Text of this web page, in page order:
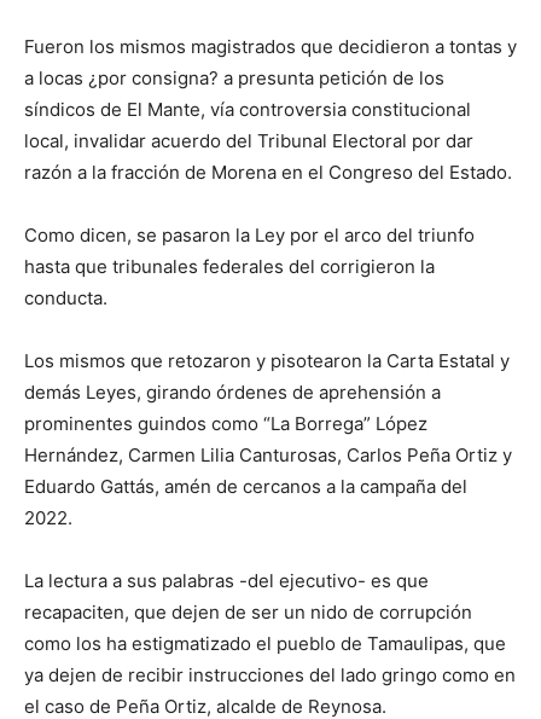
Fueron los mismos magistrados que decidieron a tontas y
a locas ¿por consigna? a presunta petición de los
síndicos de El Mante, vía controversia constitucional
local, invalidar acuerdo del Tribunal Electoral por dar
razón a la fracción de Morena en el Congreso del Estado.
Como dicen, se pasaron la Ley por el arco del triunfo
hasta que tribunales federales del corrigieron la
conducta.
Los mismos que retozaron y pisotearon la Carta Estatal y
demás Leyes, girando órdenes de aprehensión a
prominentes guindos como “La Borrega” López
Hernández, Carmen Lilia Canturosas, Carlos Peña Ortiz y
Eduardo Gattás, amén de cercanos a la campaña del
2022.
La lectura a sus palabras -del ejecutivo- es que
recapaciten, que dejen de ser un nido de corrupción
como los ha estigmatizado el pueblo de Tamaulipas, que
ya dejen de recibir instrucciones del lado gringo como en
el caso de Peña Ortiz, alcalde de Reynosa.